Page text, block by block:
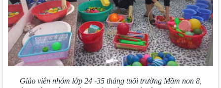
Giáo viên nhóm lớp 24 -35 tháng tuổi trường Mầm non 8,